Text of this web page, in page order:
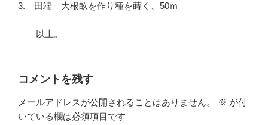
3. 田端 大根畝を作り種を蒔く、50ｍ
以上。
コメントを残す
メールアドレスが公開されることはありません。 ※ が付
いている欄は必須項目です